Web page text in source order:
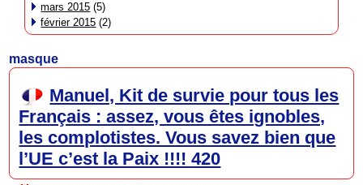
mars 2015 (5)
février 2015 (2)
masque
Manuel, Kit de survie pour tous les
Français : assez, vous êtes ignobles,
les complotistes. Vous savez bien que
l’UE c’est la Paix !!!! 420